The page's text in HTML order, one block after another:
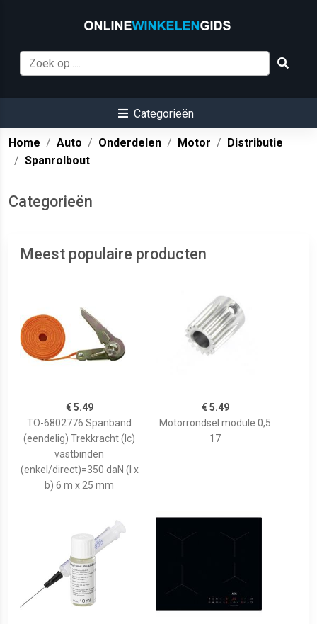
Categorieën
Home Auto Onderdelen Motor
Distributie
Spanrolbout
Categorieën
Meest populaire producten
€ 5.49
TO-6802776 Spanband
(eendelig) Trekkracht (lc)
vastbinden
(enkel/direct)=350 daN (l x
b) 6 m x 25 mm
€ 5.49
Motorrondsel module 0,5
17